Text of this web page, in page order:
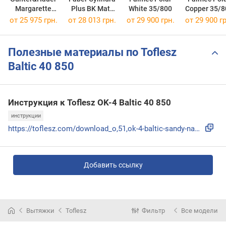
Margarette
Wall Gold
Plus BK Matt
A37
White 35/800
Copper 35/
от 25 975 грн. от 28 013 грн. от 29 900 грн. от 29 900
Полезные материалы по Toflesz
Baltic 40 850
Инструкция к Toflesz OK-4 Baltic 40 850
инструкции
https://toflesz.com/download_o,51,ok-4-baltic-sandy-nascien...
Добавить ссылку
Вытяжки Toflesz Фильтр Все модели